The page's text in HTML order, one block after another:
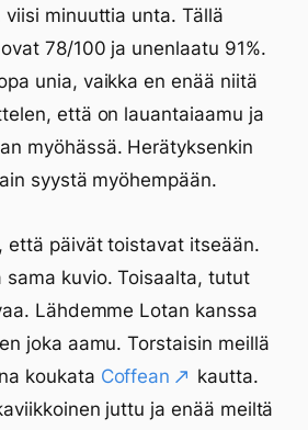
minuuttia unta. Tällä
78/100 ja unenlaatu 91%.
unia, vaikka en enää niitä
että on lauantaiaamu ja
myöhässä. Herätyksenkin
syystä myöhempään.
että päivät toistavat itseään.
sama kuvio. Toisaalta, tutut
Lähdemme Lotan kanssa
joka aamu. Torstaisin meillä
koukata Coffean
kautta.
juttu ja enää meiltä